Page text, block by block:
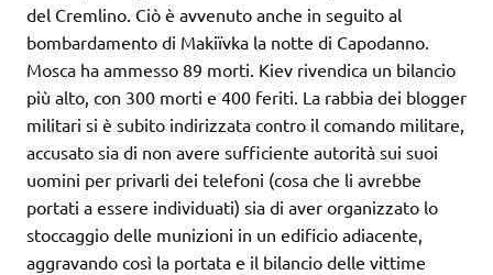
del Cremlino. Ciò è avvenuto anche in seguito al
bombardamento di Makiïvka la notte di Capodanno.
Mosca ha ammesso 89 morti. Kiev rivendica un bilancio
più alto, con 300 morti e 400 feriti. La rabbia dei blogger
militari si è subito indirizzata contro il comando militare,
accusato sia di non avere sufficiente autorità sui suoi
uomini per privarli dei telefoni (cosa che li avrebbe
portati a essere individuati) sia di aver organizzato lo
stoccaggio delle munizioni in un edificio adiacente,
aggravando così la portata e il bilancio delle vittime